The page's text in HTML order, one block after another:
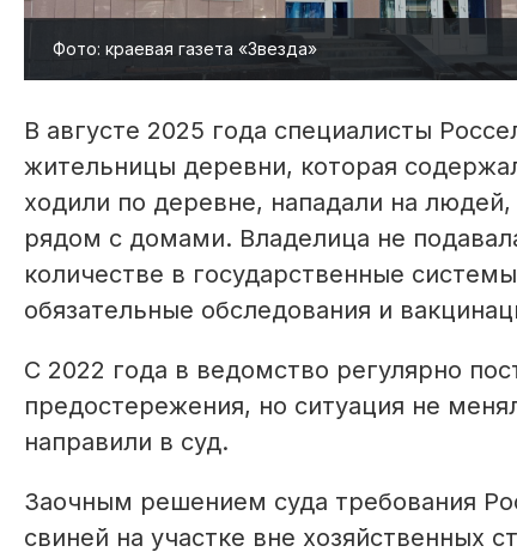
Фото: краевая газета «Звезда»
В августе 2025 года специалисты
жительницы деревни, которая
ходили по деревне, нападали на
рядом с домами. Владелица не
количестве в государственные
обязательные обследования и
С 2022 года в ведомство регулярно
предостережения, но ситуация не
направили в суд.
Заочным решением суда требования
свиней на участке вне хозяйственных